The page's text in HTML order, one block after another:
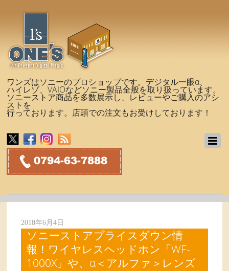
ワンズはソニーのプロショップです。デジタル一眼α、
ハイレゾ、VAIOなどソニー製品全般を取り扱っています。
ソニーストア商品を多数展示し、レビューやご購入のアシ
ストを
行っております。店頭での注文もお受けしております！
2018年6月4日
ソニーストアプライスダウン情
報！ワイヤレスヘッドホン「WF-
1000X」や、α＜アルファ＞レンズ